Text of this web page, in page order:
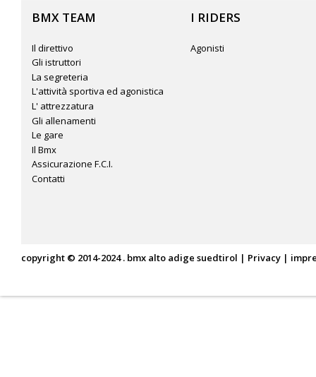
BMX TEAM
Il direttivo
Gli istruttori
La segreteria
L'attività sportiva ed agonistica
L' attrezzatura
Gli allenamenti
Le gare
Il Bmx
Assicurazione F.C.I.
Contatti
I RIDERS
Agonisti
copyright © 2014-2024 . bmx alto adige suedtirol | Privacy |